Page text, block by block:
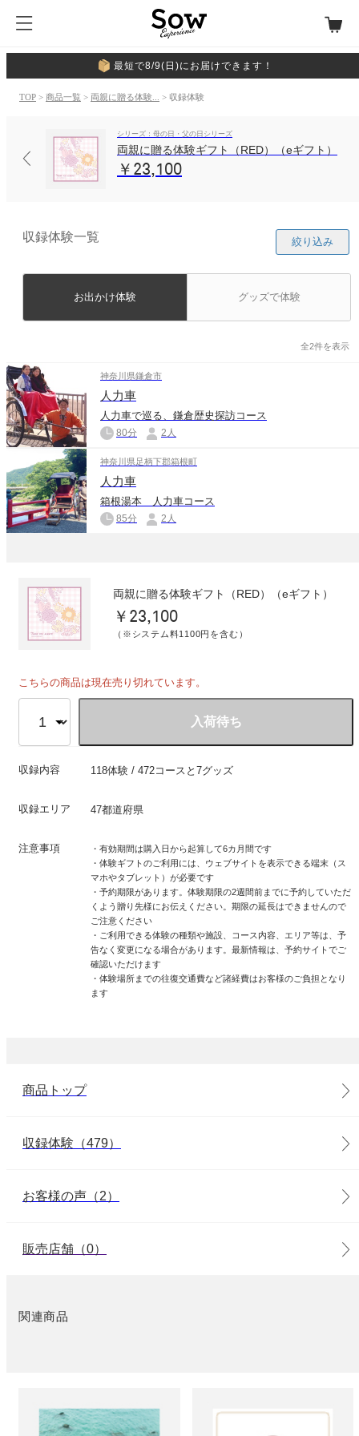
最短で8/9(日)にお届けできます！
TOP > 商品一覧 > 両親に贈る体験... > 収録体験
シリーズ：母の日・父の日シリーズ
両親に贈る体験ギフト（RED）（eギフト）
￥23,100
収録体験一覧 絞り込み
お出かけ体験 グッズで体験
全2件を表示
神奈川県鎌倉市
人力車
人力車で巡る、鎌倉歴史探訪コース
80分 2人
神奈川県足柄下郡箱根町
人力車
箱根湯本 人力車コース
85分 2人
両親に贈る体験ギフト（RED）（eギフト）
￥23,100
（※システム料1100円を含む）
こちらの商品は現在売り切れています。
入荷待ち
収録内容 118体験 / 472コースと7グッズ
収録エリア 47都道府県
注意事項
・有効期間は購入日から起算して6カ月間です
・体験ギフトのご利用には、ウェブサイトを表示できる端末（ス
マホやタブレット）が必要です
・予約期限があります。体験期限の2週間前までに予約していただ
くよう贈り先様にお伝えください。期限の延長はできませんので
ご注意ください
・ご利用できる体験の種類や施設、コース内容、エリア等は、予
告なく変更になる場合があります。最新情報は、予約サイトでご
確認いただけます
・体験場所までの往復交通費など諸経費はお客様のご負担となり
ます
商品トップ
収録体験（479）
お客様の声（2）
販売店舗（0）
関連商品